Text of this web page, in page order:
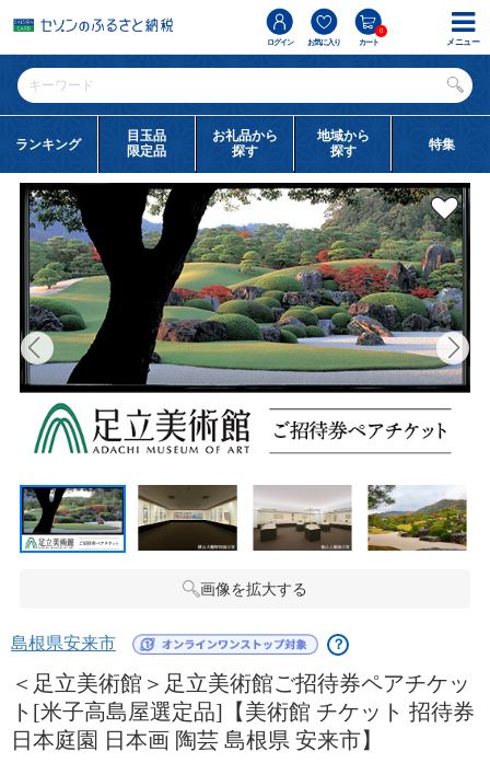
ログイン お気に入り カート
0
ランキング
目玉品
限定品
お礼品から
探す
地域から
探す
特集
画像を拡大する
島根県安来市 ？
＜足立美術館＞足立美術館ご招待券ペアチケッ
ト[米子高島屋選定品]【美術館 チケット 招待券
日本庭園 日本画 陶芸 島根県 安来市】
メニュー